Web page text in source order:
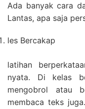
Ada banyak cara
Lantas, apa saja
les Bercakap
latihan
nyata. Di kelas
mengobrol atau
membaca teks